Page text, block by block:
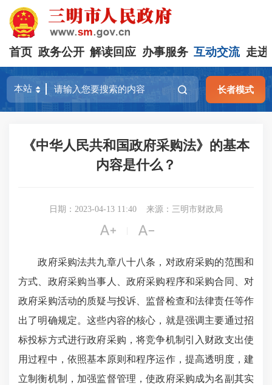
首页 政务公开 解读回应 办事服务 互动交流 走进
长者模式
《中华人民共和国政府采购法》的基本
内容是什么？
日期：2023-04-13 11:40 来源：三明市财政局
 
政府采购法共九章八十八条，对政府采购的范围和
方式、政府采购当事人、政府采购程序和采购合同、对
政府采购活动的质疑与投诉、监督检查和法律责任等作
出了明确规定。这些内容的核心，就是强调主要通过招
标投标方式进行政府采购，将竞争机制引入财政支出使
用过程中，依照基本原则和程序运作，提高透明度，建
立制衡机制，加强监督管理，使政府采购成为名副其实